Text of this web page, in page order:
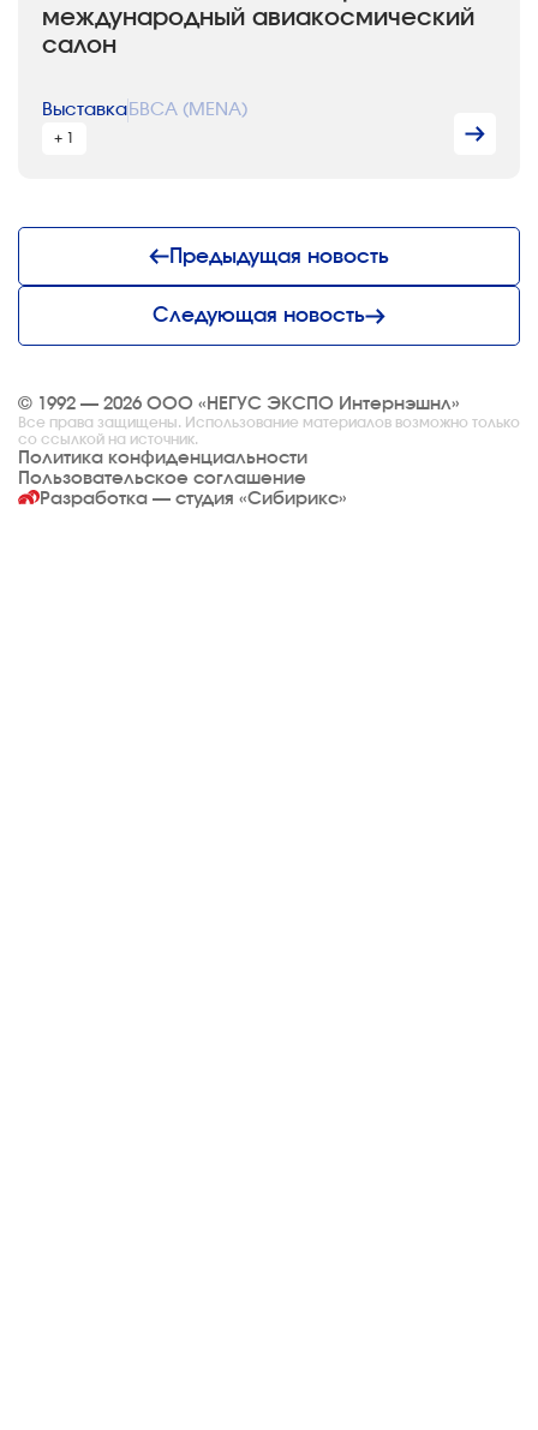
международный авиакосмический
салон
Выставка БВСА (MENA)
+ 1
Предыдущая новость
Следующая новость
© 1992 — 2026 ООО «НЕГУС ЭКСПО Интернэшнл»
Все права защищены. Использование материалов возможно только
со ссылкой на источник.
Политика конфиденциальности
Пользовательское соглашение
Разработка — студия «Сибирикс»